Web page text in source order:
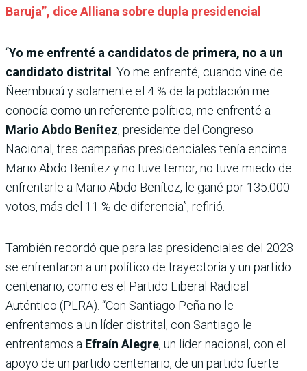
Baruja”, dice Alliana sobre dupla presidencial
“Yo me enfrenté a candidatos de primera, no a un
candidato distrital . Yo me enfrenté, cuando vine de
Ñeembucú y solamente el 4 % de la población me
conocía como un referente político, me enfrenté a
Mario Abdo Benítez, presidente del Congreso
Nacional, tres campañas presidenciales tenía encima
Mario Abdo Benítez y no tuve temor, no tuve miedo de
enfrentarle a Mario Abdo Benítez, le gané por 135.000
votos, más del 11 % de diferencia”, refirió.
También recordó que para las presidenciales del 2023
se enfrentaron a un político de trayectoria y un partido
centenario, como es el Partido Liberal Radical
Auténtico (PLRA). “Con Santiago Peña no le
enfrentamos a un líder distrital, con Santiago le
enfrentamos a Efraín Alegre, un líder nacional, con el
apoyo de un partido centenario, de un partido fuerte